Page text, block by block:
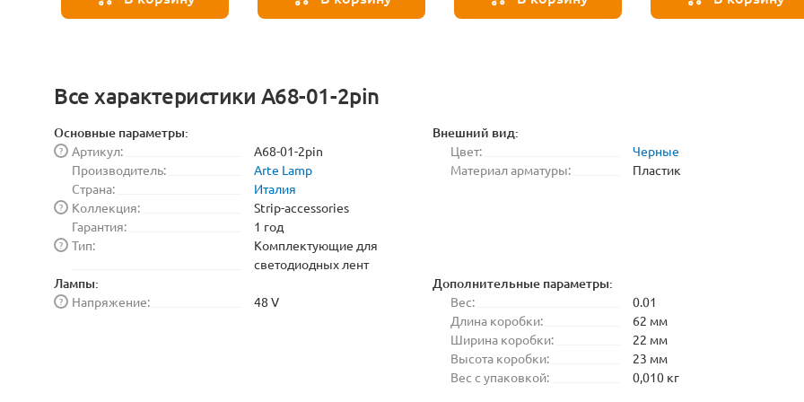
Strip-accessories A20-
Strip-accessories A20-
accessories A20-2W
Strip-accessories A50-
Все характеристики A68-01-2pin
Основные параметры:
Артикул:
?
A68-01-2pin
Производитель:
Arte Lamp
Страна:
Италия
Коллекция:
?
Strip-accessories
Гарантия:
1 год
Тип:
?
Комплектующие для
светодиодных лент
Внешний вид:
Цвет:
Черные
Материал арматуры:
Пластик
Лампы:
Напряжение:
? 48 V
Дополнительные параметры:
Вес:
0.01
Длина коробки:
62 мм
Ширина коробки:
22 мм
Высота коробки:
23 мм
Вес с упаковкой:
0,010 кг